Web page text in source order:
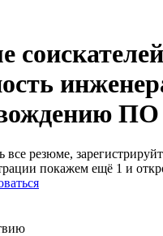
ПО
все резюме,
покажем ещё 1 и